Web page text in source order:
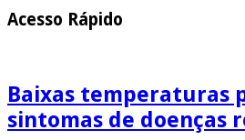
Acesso Rápido
Baixas temperaturas
sintomas de doenças